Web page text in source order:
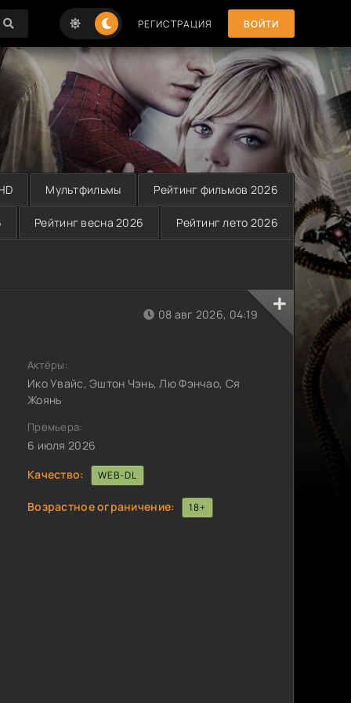
РЕГИСТРАЦИЯ ВОЙТИ
Мультфильмы Рейтинг фильмов 2026
Рейтинг весна 2026 Рейтинг лето 2026
08 авг 2026, 04:19
Актёры:
Ико Увайс, Эштон Чэнь, Лю Фэнчао, Ся
Жоянь
Премьера:
6 июля 2026
Качество:
WEB-DL
Возрастное ограничение: 18+